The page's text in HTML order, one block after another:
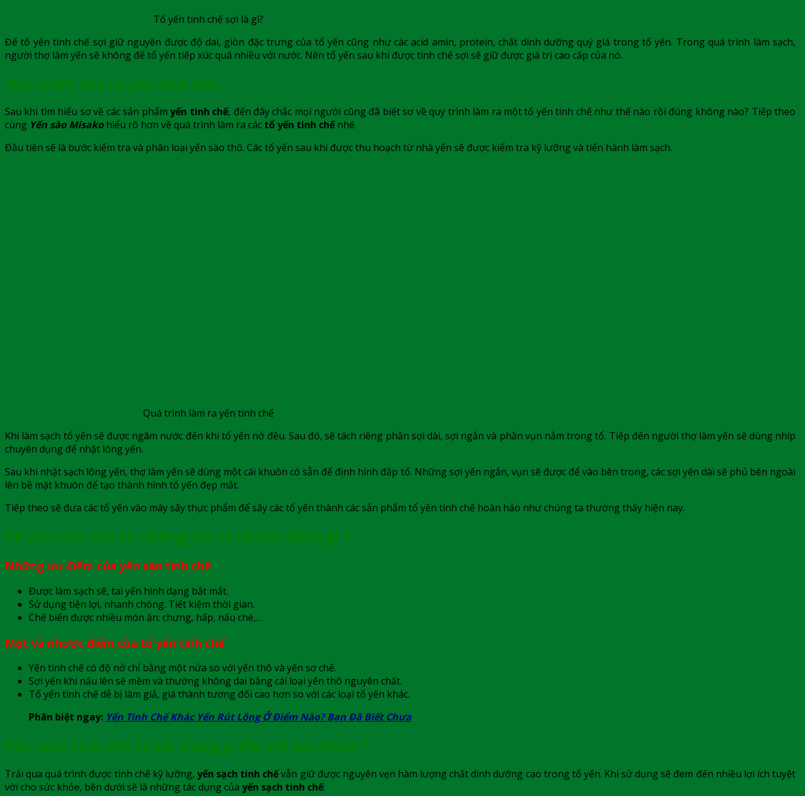
Tổ yến tinh chế sợi là gì?
Để tổ yến tinh chế sợi giữ nguyên được độ dai, giòn đặc trưng của tổ yến cũng như các acid amin, protein, chất dinh dưỡng quý giá trong tổ yến. Trong quá trình làm sạch,
người thợ làm yến sẽ không để tổ yến tiếp xúc quá nhiều với nước. Nên tổ yến sau khi được tinh chế sợi sẽ giữ được giá trị cao cấp của nó.
Quá trình làm ra yến tinh chế
Sau khi tìm hiểu sơ về các sản phẩmyến tinh chế, đến đây chắc mọi người cũng đã biết sơ về quy trình làm ra một tổ yến tinh chế như thế nào rồi đúng không nào? Tiếp theo
cùng Yến sào Misakohiểu rõ hơn về quá trình làm ra các tổ yến tinh chếnhé.
Đầu tiên sẽ là bước kiểm tra và phân loại yến sào thô. Các tổ yến sau khi được thu hoạch từ nhà yến sẽ được kiểm tra kỹ lưỡng và tiến hành làm sạch.
Quá trình làm ra yến tinh chế
Khi làm sạch tổ yến sẽ được ngâm nước đến khi tổ yến nở đều. Sau đó, sẽ tách riêng phần sợi dài, sợi ngắn và phần vụn nằm trong tổ. Tiếp đến người thợ làm yến sẽ dùng nhíp
chuyên dụng để nhặt lông yến.
Sau khi nhặt sạch lông yến, thợ làm yến sẽ dùng một cái khuôn có sẵn để định hình đắp tổ. Những sợi yến ngắn, vụn sẽ được để vào bên trong, các sợi yến dài sẽ phủ bên ngoài
lên bề mặt khuôn để tạo thành hình tổ yến đẹp mắt.
Tiếp theo sẽ đưa các tổ yến vào máy sấy thực phẩm để sấy các tổ yến thành các sản phẩm tổ yến tinh chế hoàn hảo như chúng ta thường thấy hiện nay.
Tổ yến tinh chế có những ưu và nhược điểm gì ?
Những ưu điểm của yến sào tinh chế
Được làm sạch sẽ, tai yến hình dạng bắt mắt.
Sử dụng tiện lợi, nhanh chóng. Tiết kiệm thời gian.
Chế biến được nhiều món ăn: chưng, hấp, nấu chè,…
Một và nhược điểm của tổ yến tinh chế
Yến tinh chế có độ nở chỉ bằng một nửa so với yến thô và yến sơ chế.
Sợi yến khi nấu lên sẽ mềm và thường không dai bằng cái loại yến thô nguyên chất.
Tổ yến tinh chế dễ bị làm giả, giá thành tương đối cao hơn so với các loại tổ yến khác.
Phân biệt ngay: Yến Tinh Chế Khác Yến Rút Lông Ở Điểm Nào? Bạn Đã Biết Chưa
Yến sạch tinh chế có tác dụng gì đối với sức khỏe ?
Trải qua quá trình được tinh chế kỹ lưỡng, yến sạch tinh chếvẫn giữ được nguyên vẹn hàm lượng chất dinh dưỡng cao trong tổ yến. Khi sử dụng sẽ đem đến nhiều lợi ích tuyệt
vời cho sức khỏe, bên dưới sẽ là những tác dụng của yến sạch tinh chế: